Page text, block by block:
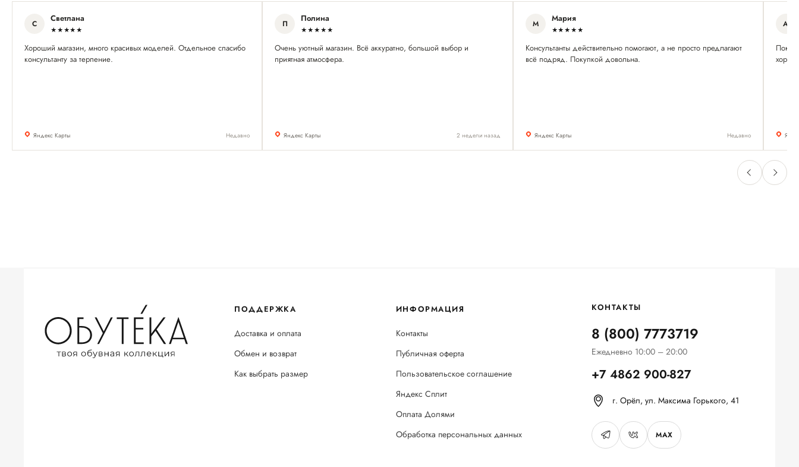
С Светлана
★★★★★
Хороший магазин, много красивых моделей. Отдельное спасибо
консультанту за терпение.
Яндекс Карты Недавно
П Полина
★★★★★
Очень уютный магазин. Всё аккуратно, большой выбор и
приятная атмосфера.
Яндекс Карты 2 недели назад
М Мария
★★★★★
Консультанты действительно помогают, а не просто предлагают
всё подряд. Покупкой довольна.
Яндекс Карты Недавно
А
ПОДДЕРЖКА
Доставка и оплата
Обмен и возврат
Как выбрать размер
ИНФОРМАЦИЯ
Контакты
Публичная оферта
Пользовательское соглашение
Яндекс Сплит
Оплата Долями
Обработка персональных данных
КОНТАКТЫ
8 (800) 7773719
Ежедневно 10:00 – 20:00
+7 4862 900-827
г. Орёл, ул. Максима Горького, 41
MAX